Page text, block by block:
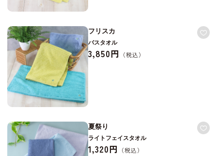
フリスカ
バスタオル
3,850円
夏祭り
ライトフェイスタオル
1,320円